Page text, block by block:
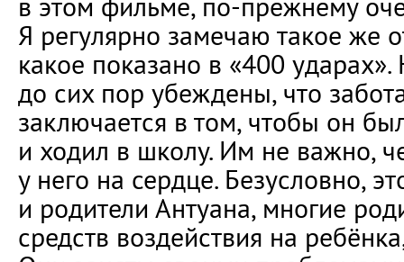
Я регулярно замечаю такое же
какое показано в «400
до сих пор убеждены, что
заключается в том, чтобы он
и ходил в школу. Им не важно,
у него на сердце. Безусловно,
и родители Антуана, многие
средств воздействия на